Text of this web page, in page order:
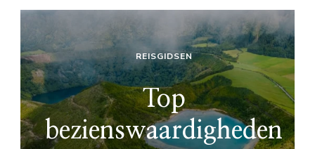
REISGIDSEN
Top
bezienswaardigheden